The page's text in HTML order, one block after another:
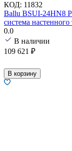
КОД: 11832
Ballu BSUI-24HN8
система настенного
0.0
В наличии
109 621 ₽
В корзину